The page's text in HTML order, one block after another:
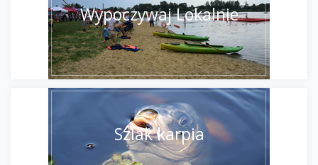
Wypoczywaj Lokalnie
Szlak karpia